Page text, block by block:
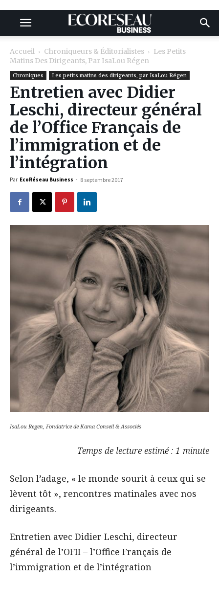
Accueil Chroniqueurs & Éditorialistes
Les Petits
Matins Des Dirigeants, Par IsaLou Régen
Chroniques Les petits matins des dirigeants, par IsaLou Régen
Entretien avec Didier
Leschi, directeur général
de l’Office Français de
l’immigration et de
l’intégration
Par EcoRéseau Business - 8 septembre 2017
IsaLou Regen, Fondatrice de Kama Conseil & Associés
Temps de lecture estimé : 1 minute
Selon l’adage, « le monde sourit à ceux qui se
lèvent tôt », rencontres matinales avec nos
dirigeants.
Entretien avec Didier Leschi, directeur
général de l’OFII – l’Office Français de
l’immigration et de l’intégration